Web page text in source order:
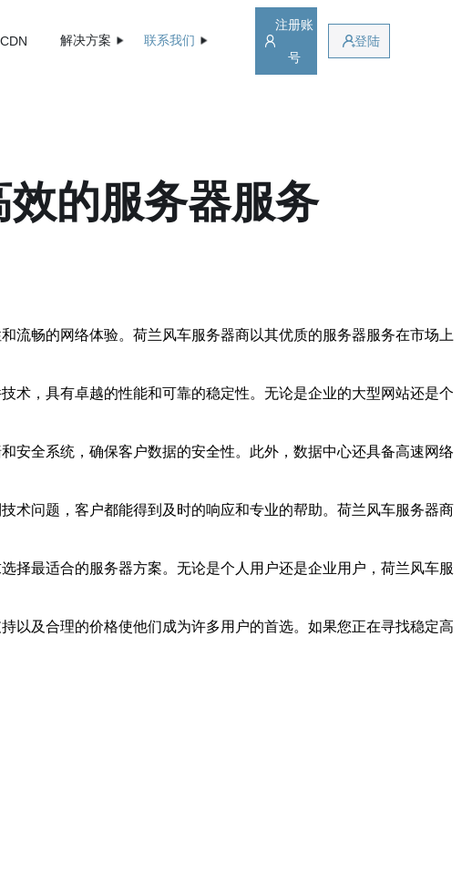
CDN 解决方案 联系我们
注册账
号
登陆
的服务器服务
流畅的网络体验。荷兰风车服务器商以其优质的服务器服务在市场上
术，具有卓越的性能和可靠的稳定性。无论是企业的大型网站还是个
安全系统，确保客户数据的安全性。此外，数据中心还具备高速网络
术问题，客户都能得到及时的响应和专业的帮助。荷兰风车服务器商
择最适合的服务器方案。无论是个人用户还是企业用户，荷兰风车服
以及合理的价格使他们成为许多用户的首选。如果您正在寻找稳定高